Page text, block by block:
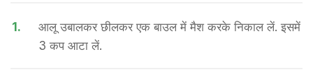
1.
आलू उबालकर छीलकर एक बाउल में मैश करके निकाल लें. इसमें
3 कप आटा लें.